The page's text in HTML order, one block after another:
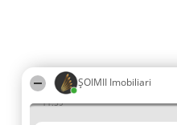
ȘOIMII Imobiliari
11:59